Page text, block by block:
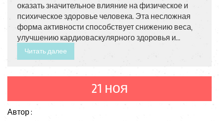
оказать значительное влияние на физическое и
психическое здоровье человека. Эта несложная
форма активности способствует снижению веса,
улучшению кардиоваскулярного здоровья и
снижению стресса. Исследования показывают, что
такое количество шагов повышает выносливость и
ежедневных прогулок в городской и сельской
местности.
Читать далее
21 ноя
Автор :